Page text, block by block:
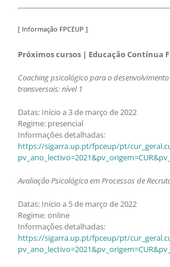
[ Informação FPCEUP ]
Próximos cursos | Educação Contínua
Coaching psicológico para o
transversais: nível 1
Datas: Início a 3 de março de 2022
Regime: presencial
Informações detalhadas:
https://sigarra.up.pt/fpceup/pt/
Avaliação Psicológica em Processos de
Datas: Início a 5 de março de 2022
Regime: online
Informações detalhadas:
https://sigarra.up.pt/fpceup/pt/